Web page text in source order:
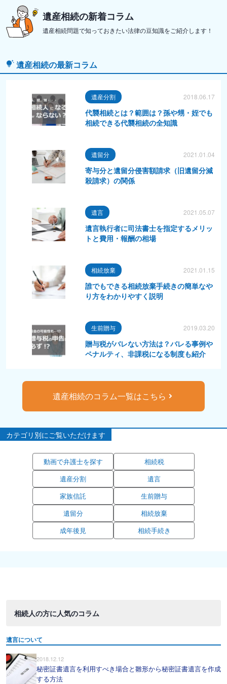
遺産相続の新着コラム
遺産相続問題で知っておきたい法律の豆知識をご紹介します！
遺産相続の最新コラム
遺産分割 2018.06.17
代襲相続とは？範囲は？孫や甥・姪でも
相続できる代襲相続の全知識
遺留分 2021.01.04
寄与分と遺留分侵害額請求（旧遺留分減
殺請求）の関係
遺言 2021.05.07
遺言執行者に司法書士を指定するメリッ
トと費用・報酬の相場
相続放棄 2021.01.15
誰でもできる相続放棄手続きの簡単なや
り方をわかりやすく説明
生前贈与 2019.03.20
贈与税がバレない方法は？バレる事例や
ペナルティ、非課税になる制度も紹介
遺産相続のコラム一覧はこちら
カテゴリ別にご覧いただけます
動画で弁護士を探す
相続税
遺産分割
遺言
家族信託
生前贈与
遺留分
相続放棄
成年後見
相続手続き
相続人の方に人気のコラム
遺言について
2018.12.12
秘密証書遺言を利用すべき場合と雛形から秘密証書遺言を作成
する方法